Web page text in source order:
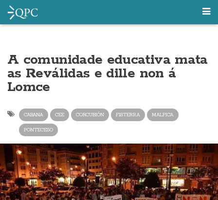
A comunidade educativa mata
as Reválidas e dille non á
Lomce
CABANA CEE CORCUBIÓN FISTERRA MALPICA
PONTECESO